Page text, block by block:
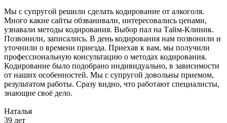
Мы с супругой решили сделать кодирование от алкоголя.
Много какие сайты обзванивали, интересовались ценами,
узнавали методы кодирования. Выбор пал на Тайм-Клиник.
Позвонили, записались. В день кодирования нам позвонили и
уточнили о времени приезда. Приехав к вам, мы получили
профессиональную консультацию о методах кодирования.
Кодирование было подобрано индивидуально, в зависимости
от наших особенностей. Мы с супругой довольны приемом,
результатом работы. Сразу видно, что работают специалисты,
знающие своё дело.
Наталья
39 лет